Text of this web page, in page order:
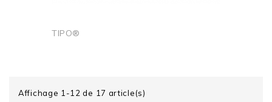
TIPO®
Affichage 1-12 de 17 article(s)